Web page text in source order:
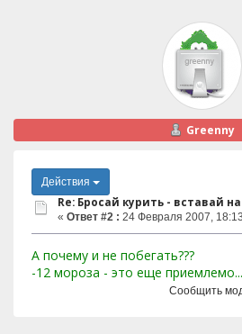
Greenny
Действия
Re: Бросай курить - вставай
« Ответ #2 : 24 Февраля 2007,
А почему и не побегать???
-12 мороза - это еще приемлемо...
Сообщить